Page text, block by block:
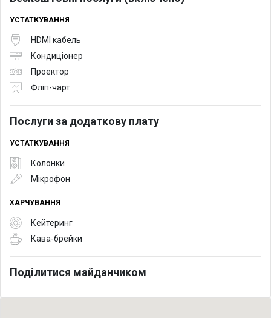
УСТАТКУВАННЯ
HDMI кабель
Кондиціонер
Проектор
Фліп-чарт
Послуги за додаткову плату
УСТАТКУВАННЯ
Колонки
Мікрофон
ХАРЧУВАННЯ
Кейтеринг
Кава-брейки
Поділитися майданчиком